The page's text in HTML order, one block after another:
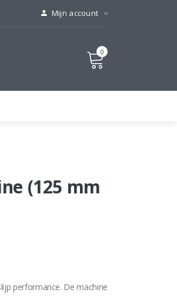
Mijn account
0
(125 mm
performance. De machine